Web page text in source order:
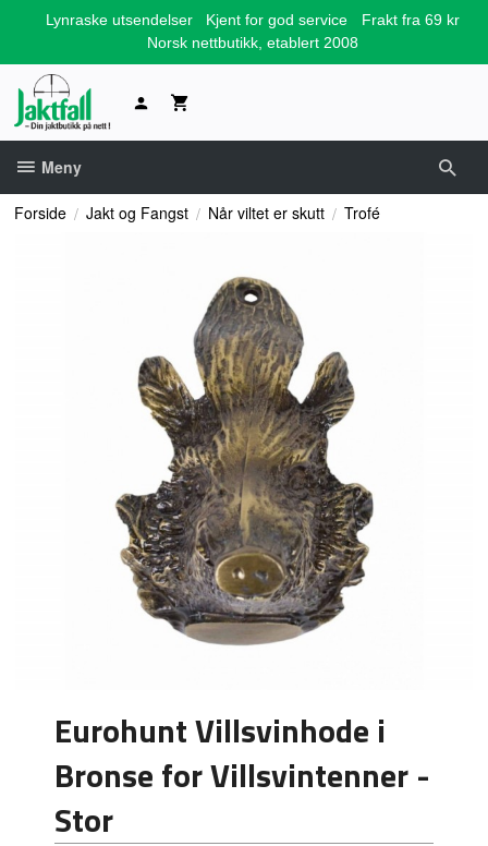
Lynraske utsendelser Kjent for god service
Frakt fra 69 kr
Norsk nettbutikk, etablert 2008
Meny
Forside Jakt og Fangst Når viltet er skutt Trofé
Eurohunt Villsvinhode i
Bronse for Villsvintenner -
Stor